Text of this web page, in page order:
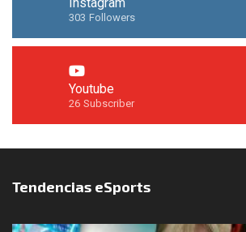
303 Followers
Youtube
26 Subscriber
Síguenos en Instagram
Tendencias eSports